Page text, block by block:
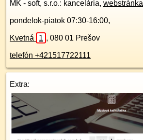
MK - soft, s.r.o.: kancelária, webstránka
pondelok-piatok 07:30-16:00,
Kvetná 1 , 080 01 Prešov
telefón +421517722111
Extra: